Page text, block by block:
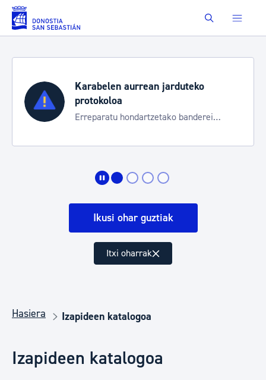
Eduki nagusira joan Buscar
Karabelen aurrean jarduteko
protokoloa
Erreparatu hondartzetako banderei
Ikusi ohar guztiak
Itxi oharrak
Hasiera Izapideen katalogoa
Izapideen katalogoa